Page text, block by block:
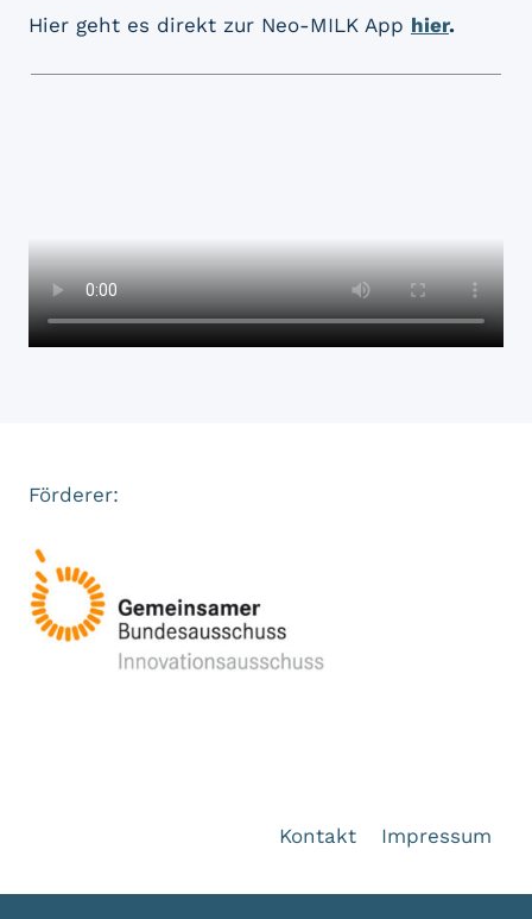
Hier geht es direkt zur Neo-MILK App hier.
Förderer:
Kontakt Impressum